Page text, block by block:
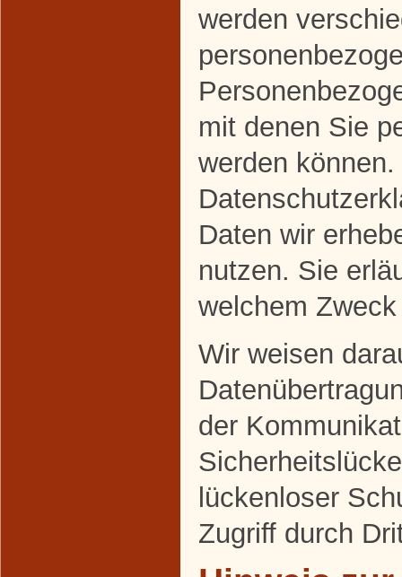
werden
mit denen Sie
werden
Daten wir
nutzen. Sie
welchem
Wir weisen
der
lückenloser
Zugriff durch